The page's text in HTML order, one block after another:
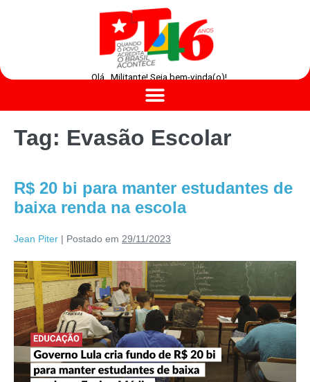
Olá , Militante! Seja bem-vinda(o)!
Tag: Evasão Escolar
R$ 20 bi para manter estudantes de
baixa renda na escola
Jean Piter | Postado em 29/11/2023